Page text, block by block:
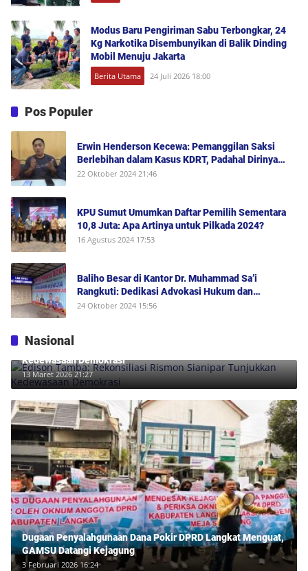
Modus Baru Pengiriman Sabu Terbongkar, 24
Kg Narkotika Disembunyikan di Balik Dinding
Mobil Menuju Jakarta
Berita Utama 24 Juli 2026 18:00
Pos Populer
Erwin Henderson Kecewa: Pemanggilan Saksi
Berlebihan dalam Kasus KDRT, Padahal Dirinya
Saksi Peristiwa dan Tidak Berada di Tempat
22 Oktober 2024 21:46
KPU Sumut Umumkan Daftar Pemilih Sementara
10,8 Juta: Apa Artinya untuk Pilkada 2024?
16 Agustus 2024 17:53
Baliho Besar di Kantor Dr. Muhammad Sa’i
Rangkuti: Dedikasi Advokasi Hukum dan
Dukungan Penuh untuk Bobby-Surya di Pilgub
24 Oktober 2024 15:56
Nasional
Edison Tamba: Rekonsiliasi Rismon Sianipar Tunjukkan
Kedewasaan Demokrasi
13 Maret 2026 21:27
Dugaan Penyalahgunaan Dana Pokir DPRD Langkat Menguat,
GAMSU Datangi Kejagung
3 Februari 2026 16:24